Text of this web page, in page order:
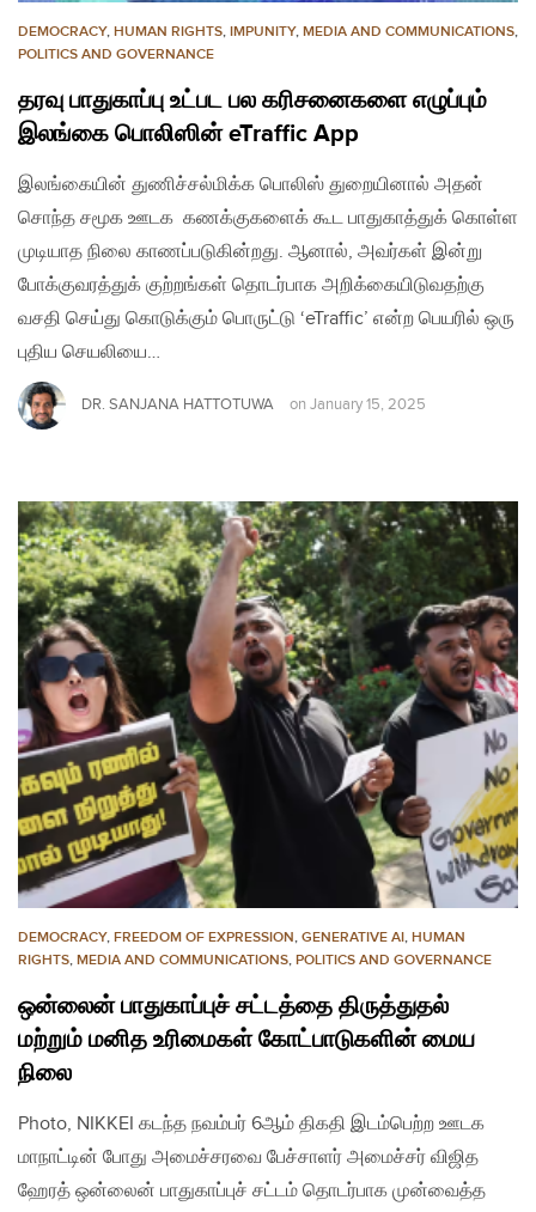
DEMOCRACY, HUMAN RIGHTS, IMPUNITY, MEDIA AND COMMUNICATIONS,
POLITICS AND GOVERNANCE
தரவு பாதுகாப்பு உட்பட பல கரிசனைகளை எழுப்பும்
இலங்கை பொலிஸின் eTraffic App
இலங்கையின் துணிச்சல்மிக்க பொலிஸ் துறையினால் அதன்
சொந்த சமூக ஊடக கணக்குகளைக் கூட பாதுகாத்துக் கொள்ள
முடியாத நிலை காணப்படுகின்றது. ஆனால், அவர்கள் இன்று
போக்குவரத்துக் குற்றங்கள் தொடர்பாக அறிக்கையிடுவதற்கு
வசதி செய்து கொடுக்கும் பொருட்டு ‘eTraffic’ என்ற பெயரில் ஒரு
புதிய செயலியை…
DR. SANJANA HATTOTUWA on January 15, 2025
DEMOCRACY, FREEDOM OF EXPRESSION, GENERATIVE AI, HUMAN
RIGHTS, MEDIA AND COMMUNICATIONS, POLITICS AND GOVERNANCE
ஒன்லைன் பாதுகாப்புச் சட்டத்தை திருத்துதல்
மற்றும் மனித உரிமைகள் கோட்பாடுகளின் மைய
நிலை
Photo, NIKKEI கடந்த நவம்பர் 6ஆம் திகதி இடம்பெற்ற ஊடக
மாநாட்டின் போது அமைச்சரவை பேச்சாளர் அமைச்சர் விஜித
ஹேரத் ஒன்லைன் பாதுகாப்புச் சட்டம் தொடர்பாக முன்வைத்த